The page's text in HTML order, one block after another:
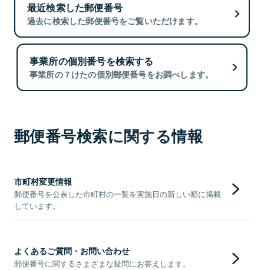
最近検索した郵便番号
過去に検索した郵便番号をご覧いただけます。
事業所の個別番号を検索する
事業所の７けたの個別郵便番号をお調べします。
郵便番号検索に関する情報
市町村変更情報
郵便番号を公表した市町村の一覧を実施日の新しい順に掲載
しています。
よくあるご質問・お問い合わせ
郵便番号に関するさまざまな疑問にお答えします。